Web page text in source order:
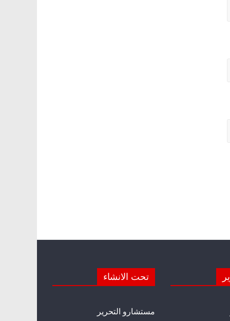
تحت الانشاء
مستشارو التحرير